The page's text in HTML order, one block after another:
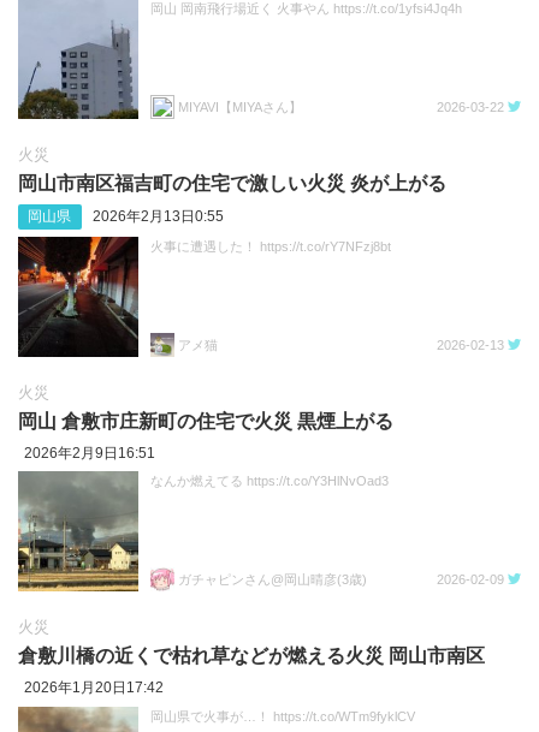
岡山 岡南飛行場近く 火事やん https://t.co/1yfsi4Jq4h
MIYAVI【MIYAさん】 2026-03-22
火災
岡山市南区福吉町の住宅で激しい火災 炎が上がる
岡山県 2026年2月13日0:55
火事に遭遇した！ https://t.co/rY7NFzj8bt
アメ猫 2026-02-13
火災
岡山 倉敷市庄新町の住宅で火災 黒煙上がる
2026年2月9日16:51
なんか燃えてる https://t.co/Y3HlNvOad3
ガチャピンさん@岡山晴彦(3歳) 2026-02-09
火災
倉敷川橋の近くで枯れ草などが燃える火災 岡山市南区
2026年1月20日17:42
岡山県で火事が…！ https://t.co/WTm9fyklCV